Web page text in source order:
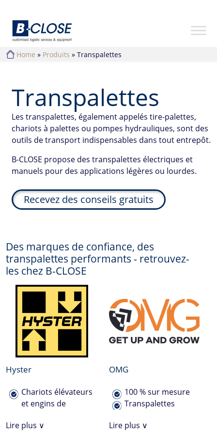
Home » Produits » Transpalettes
Transpalettes
Les transpalettes, également appelés tire-palettes,
chariots à palettes ou pompes hydrauliques, sont des
outils de transport indispensables dans tout entrepôt.
B-CLOSE propose des transpalettes électriques et
manuels pour des applications légères ou lourdes.
Recevez des conseils gratuits
Des marques de confiance, des
transpalettes performants - retrouvez-
les chez B-CLOSE
Hyster
Chariots élévateurs
et engins de
ingénieux ;
Lire plus ∨
OMG
100 % sur mesure
Transpalettes
Gerbeurs
Lire plus ∨